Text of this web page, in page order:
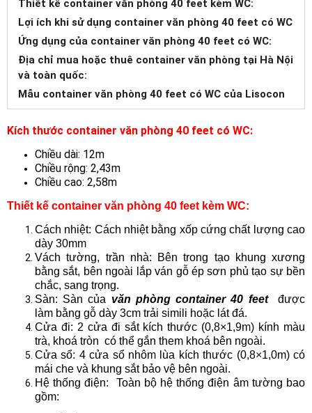
Thiết kế container văn phòng 40 feet kèm WC:
Lợi ích khi sử dụng container văn phòng 40 feet có WC
Ứng dụng của container văn phòng 40 feet có WC:
Địa chỉ mua hoặc thuê container văn phòng tại Hà Nội
và toàn quốc:
Mẫu container văn phòng 40 feet có WC của Lisocon
Kích thước container văn phòng 40 feet có WC:
Chiều dài: 12m
Chiều rộng: 2,43m
Chiều cao: 2,58m
Thiết kế container văn phòng 40 feet kèm WC:
Cách nhiệt: Cách nhiệt bằng xốp cứng chất lượng cao
dày 30mm
Vách tường, trần nhà: Bên trong tạo khung xương
bằng sắt, bên ngoài lắp ván gỗ ép sơn phủ tạo sự bền
chắc, sang trọng.
Sàn: Sàn của văn phòng container 40 feet
được
làm bằng gỗ dày 3cm trải simili hoặc lát đá.
Cửa đi: 2 cửa đi sắt kích thước (0,8×1,9m) kính màu
trà, khoá tròn có thể gắn them khoá bên ngoài.
Cửa sổ: 4 cửa sổ nhôm lùa kích thước (0,8×1,0m) có
mái che và khung sắt bảo vệ bên ngoài.
Hệ thống điện: Toàn bộ hệ thống điện âm tường bao
gồm: